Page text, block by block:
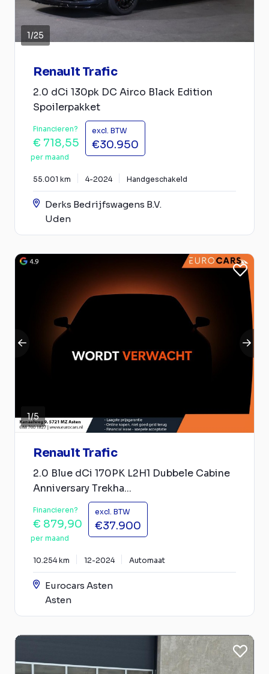
1/25
Renault Trafic
2.0 dCi 130pk DC Airco Black Edition
Spoilerpakket
Financieren?
€ 718,55
per maand
excl. BTW
€30.950
55.001 km 4-2024 Handgeschakeld
Derks Bedrijfswagens B.V.
Uden
1/5
Renault Trafic
2.0 Blue dCi 170PK L2H1 Dubbele Cabine
Anniversary Trekha...
Financieren?
€ 879,90
per maand
excl. BTW
€37.900
10.254 km 12-2024 Automaat
Eurocars Asten
Asten